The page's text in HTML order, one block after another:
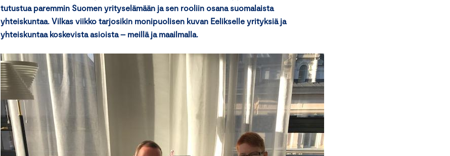
tutustua paremmin Suomen yrityselämään ja sen rooliin osana suomalaista
yhteiskuntaa. Vilkas viikko tarjosikin monipuolisen kuvan Eelikselle yrityksiä ja
yhteiskuntaa koskevista asioista – meillä ja maailmalla.